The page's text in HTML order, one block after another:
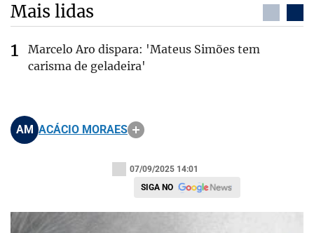
Mais lidas
Marcelo Aro dispara: 'Mateus Simões tem
carisma de geladeira'
AM ACÁCIO MORAES
07/09/2025 14:01
SIGA NO